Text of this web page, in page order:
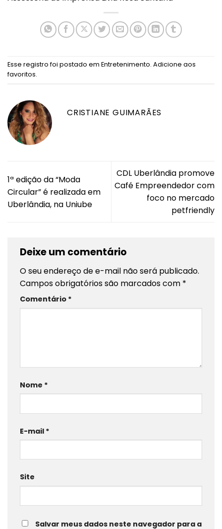
Esse registro foi postado em Entretenimento. Adicione aos
favoritos.
CRISTIANE GUIMARÃES
1ª edição da “Moda
Circular” é realizada em
Uberlândia, na Uniube
CDL Uberlândia promove
Café Empreendedor com
foco no mercado
petfriendly
Deixe um comentário
O seu endereço de e-mail não será publicado.
Campos obrigatórios são marcados com *
Comentário *
Nome *
E-mail *
Site
Salvar meus dados neste navegador para a